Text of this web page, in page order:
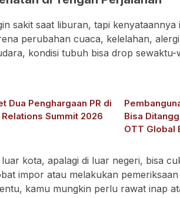
sakit saat liburan, tapi
perubahan cuaca, kelelahan,
kondisi tubuh bisa drop sewaktu-
Dua Penghargaan PR di
Summit 2026
Bisa
OTT Global
kota, apalagi di luar negeri, bisa
impor atau melakukan
kamu mungkin perlu rawat inap